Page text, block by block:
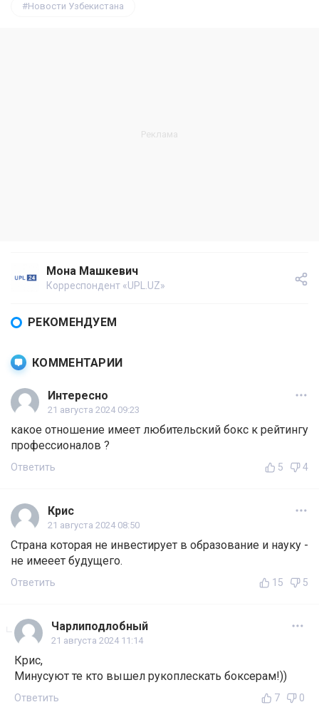
Новости Узбекистана
Мона Машкевич
Корреспондент «UPL.UZ»
РЕКОМЕНДУЕМ
КОММЕНТАРИИ
Интересно
21 августа 2024 09:23
какое отношение имеет любительский бокс к рейтингу
профессионалов ?
Ответить 5 4
Крис
21 августа 2024 08:50
Страна которая не инвестирует в образование и науку -
не имееет будущего.
Ответить 15 5
Чарлиподлобный
21 августа 2024 11:14
Крис,
Минусуют те кто вышел рукоплескать боксерам!))
Ответить 7 0